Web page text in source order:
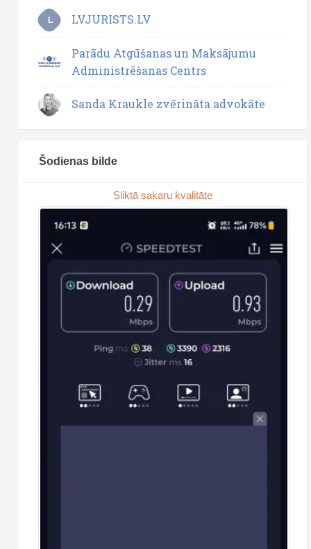
L LVJURISTS.LV
Parādu Atgūšanas un Maksājumu
Administrēšanas Centrs
Sanda Kraukle zvērināta advokāte
Šodienas bilde
Sliktā sakaru kvalitāte